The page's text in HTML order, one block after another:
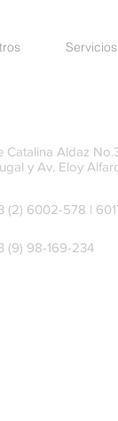
Servicios
Catalina Aldaz
y Av. Eloy
(2) 6002-578 |
(9) 98-169-234